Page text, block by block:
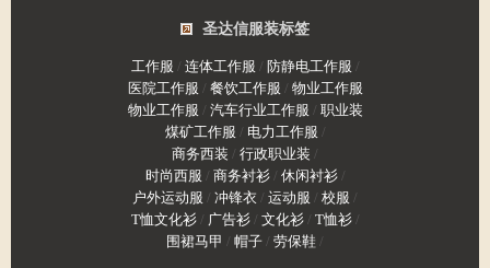
圣达信服装标签
工作服 / 连体工作服 / 防静电工作服 /
医院工作服 / 餐饮工作服 / 物业工作服
物业工作服 / 汽车行业工作服 / 职业装
煤矿工作服 / 电力工作服 /
商务西装 / 行政职业装 /
时尚西服 / 商务衬衫/ 休闲衬衫/
户外运动服 / 冲锋衣 / 运动服 / 校服 /
T恤文化衫/ 广告衫/ 文化衫/ T恤衫/
围裙马甲 / 帽子 / 劳保鞋 /